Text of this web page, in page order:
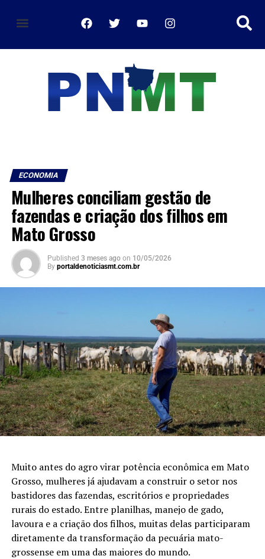
ECONOMIA
Mulheres conciliam gestão de
fazendas e criação dos filhos em
Mato Grosso
Published 3 meses ago on 10/05/2026
By portaldenoticiasmt.com.br
Muito antes do agro virar potência econômica em Mato
Grosso, mulheres já ajudavam a construir o setor nos
bastidores das fazendas, escritórios e propriedades
rurais do estado. Entre planilhas, manejo de gado,
lavoura e a criação dos filhos, muitas delas participaram
diretamente da transformação da pecuária mato-
grossense em uma das maiores do mundo.